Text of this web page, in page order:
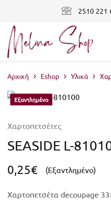
2510 221
Αρχική Eshop Υλικά
Εξαντλημένο
Χαρτοπετσέτες
SEASIDE L-
0,25€ (Εξαντλημένο)
Χαρτοπετσέτα decoupage
Εξαντλημένο